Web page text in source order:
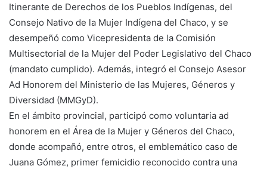
Itinerante de Derechos de los Pueblos Indígenas, del
Consejo Nativo de la Mujer Indígena del Chaco, y se
desempeñó como Vicepresidenta de la Comisión
Multisectorial de la Mujer del Poder Legislativo del Chaco
(mandato cumplido). Además, integró el Consejo Asesor
Ad Honorem del Ministerio de las Mujeres, Géneros y
Diversidad (MMGyD).
En el ámbito provincial, participó como voluntaria ad
honorem en el Área de la Mujer y Géneros del Chaco,
donde acompañó, entre otros, el emblemático caso de
Juana Gómez, primer femicidio reconocido contra una